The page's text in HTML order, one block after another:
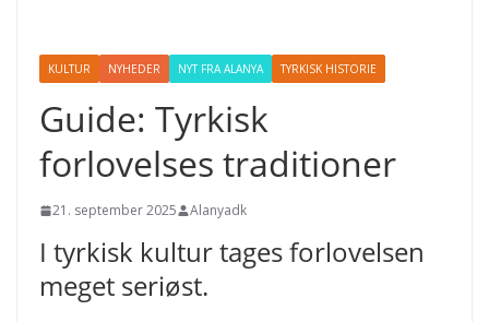
KULTUR NYHEDER NYT FRA ALANYA TYRKISK HISTORIE
Guide: Tyrkisk
forlovelses traditioner
21. september 2025 Alanyadk
I tyrkisk kultur tages forlovelsen
meget seriøst.